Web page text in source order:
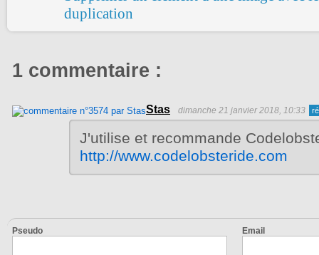
duplication
1 commentaire :
Stas dimanche 21 janvier 2018, 10:33
J'utilise et recommande
http://www.codelobsteride.com
Pseudo Email